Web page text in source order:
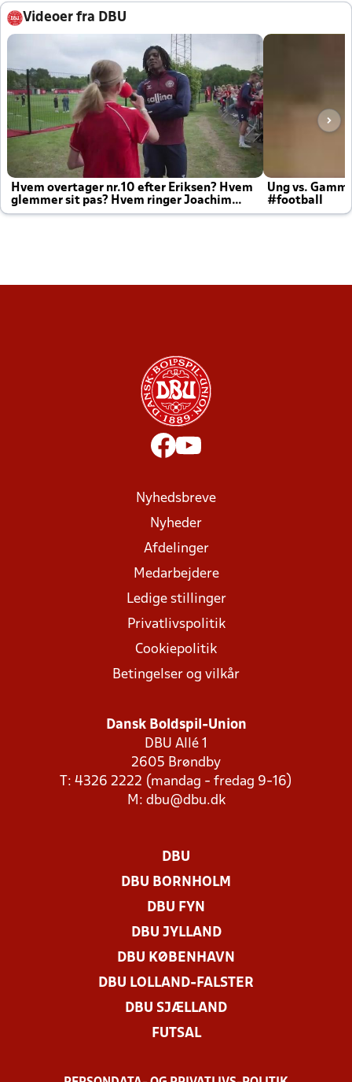
Videoer fra DBU
Hvem overtager nr.10 efter Eriksen? Hvem
glemmer sit pas? Hvem ringer Joachim
altid til efter kampe?
Ung vs.
#football
Nyhedsbreve
Nyheder
Afdelinger
Medarbejdere
Ledige stillinger
Privatlivspolitik
Cookiepolitik
Betingelser og vilkår
Dansk Boldspil-Union
DBU Allé 1
2605 Brøndby
T: 4326 2222 (mandag - fredag 9-16)
M: dbu@dbu.dk
DBU
DBU BORNHOLM
DBU FYN
DBU JYLLAND
DBU KØBENHAVN
DBU LOLLAND-FALSTER
DBU SJÆLLAND
FUTSAL